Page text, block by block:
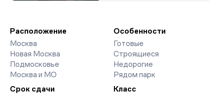
Расположение
Москва
Новая Москва
Подмосковье
Москва и МО
Особенности
Готовые
Строящиеся
Недорогие
Рядом парк
Срок сдачи
Класс